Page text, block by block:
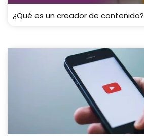
¿Qué es un creador de contenido?